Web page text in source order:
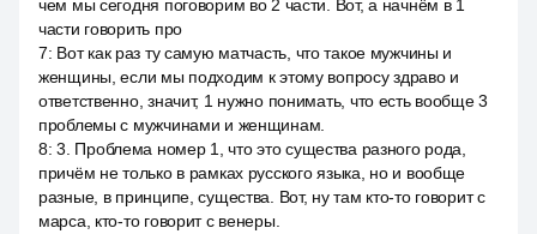
чем мы сегодня поговорим во 2 части. Вот, а начнём в 1
части говорить про
7: Вот как раз ту самую матчасть, что такое мужчины и
женщины, если мы подходим к этому вопросу здраво и
ответственно, значит, 1 нужно понимать, что есть вообще 3
проблемы с мужчинами и женщинам.
8:3. Проблема номер 1, что это существа разного рода,
причём не только в рамках русского языка, но и вообще
разные, в принципе, существа. Вот, ну там кто-то говорит с
марса, кто-то говорит с венеры.